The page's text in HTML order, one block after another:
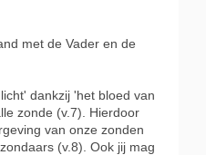
met de Vader en de
dankzij 'het bloed van
zonde (v.7). Hierdoor
van onze zonden
(v.8). Ook jij mag